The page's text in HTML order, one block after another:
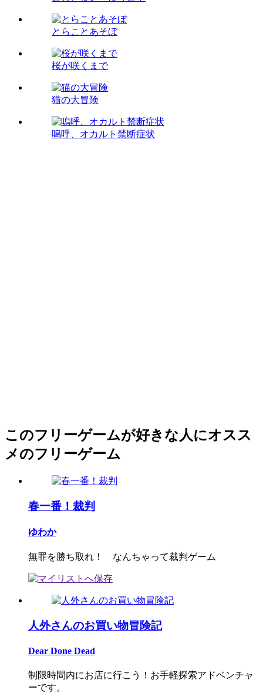
とらことあそぼ
桜が咲くまで
猫の大冒険
嗚呼、オカルト禁断症状
このフリーゲームが好きな人にオスス
メのフリーゲーム
春一番！裁判
ゆわか
無罪を勝ち取れ！ なんちゃって裁判ゲーム
人外さんのお買い物冒険記
Dear Done Dead
制限時間内にお店に行こう！お手軽探索アドベンチャ
ーです。